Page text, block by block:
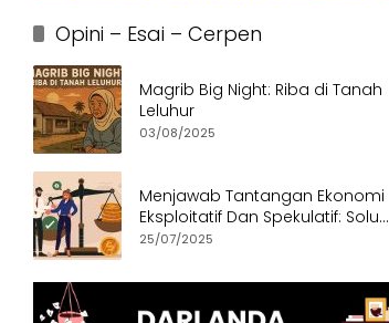
Opini – Esai – Cerpen
Magrib Big Night: Riba di Tanah
Leluhur
03/08/2025
Menjawab Tantangan Ekonomi
Eksploitatif Dan Spekulatif: Solusi
Etis dan Berkeadilan
25/07/2025